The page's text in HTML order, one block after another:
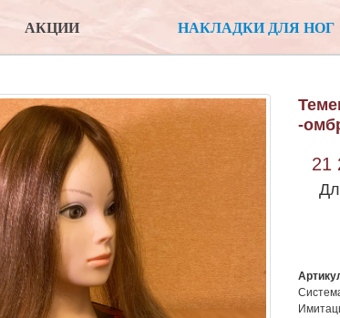
АКЦИИ НАКЛАДКИ ДЛЯ НОГ
-
21